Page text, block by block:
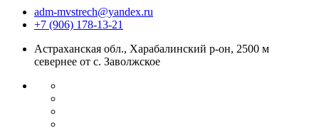
adm-mvstrech@yandex.ru
+7 (906) 178-13-21
Астраханская обл., Харабалинский р-он, 2500 м
севернее от с. Заволжское